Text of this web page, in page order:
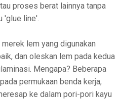
proses berat lainnya tanpa
'glue line'.
lem yang digunakan
dan oleskan lem pada kedua
Mengapa? Beberapa
permukaan benda kerja,
ke dalam pori-pori kayu